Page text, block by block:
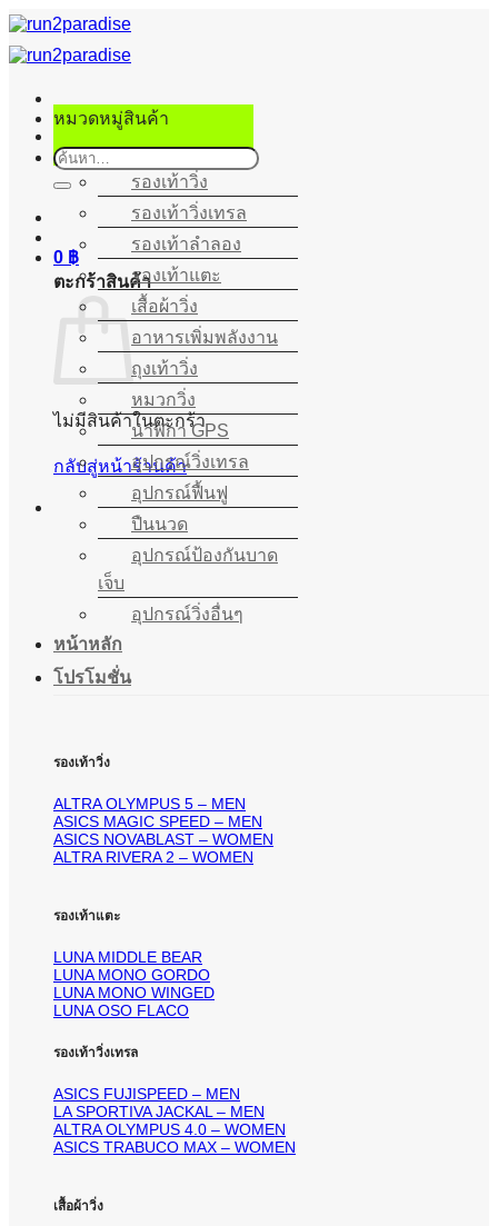
ข้าม
ไป
เนื้อหา
ค้นหา:
0 ฿
ตะกร้าสินค้า
ไม่มีสินค้าในตะกร้า
กลับสู่หน้าร้านค้า
หมวดหมู่สินค้า
รองเท้าวิ่ง
รองเท้าวิ่งเทรล
รองเท้าลำลอง
รองเท้าแตะ
เสื้อผ้าวิ่ง
อาหารเพิ่มพลังงาน
ถุงเท้าวิ่ง
หมวกวิ่ง
นาฬิกา GPS
อุปกรณ์วิ่งเทรล
อุปกรณ์ฟื้นฟู
ปืนนวด
อุปกรณ์ป้องกันบาด
เจ็บ
อุปกรณ์วิ่งอื่นๆ
หน้าหลัก
โปรโมชั่น
รองเท้าวิ่ง
ALTRA OLYMPUS 5 – MEN
ASICS MAGIC SPEED – MEN
ASICS NOVABLAST – WOMEN
ALTRA RIVERA 2 – WOMEN
รองเท้าแตะ
LUNA MIDDLE BEAR
LUNA MONO GORDO
LUNA MONO WINGED
LUNA OSO FLACO
รองเท้าวิ่งเทรล
ASICS FUJISPEED – MEN
LA SPORTIVA JACKAL – MEN
ALTRA OLYMPUS 4.0 – WOMEN
ASICS TRABUCO MAX – WOMEN
เสื้อผ้าวิ่ง